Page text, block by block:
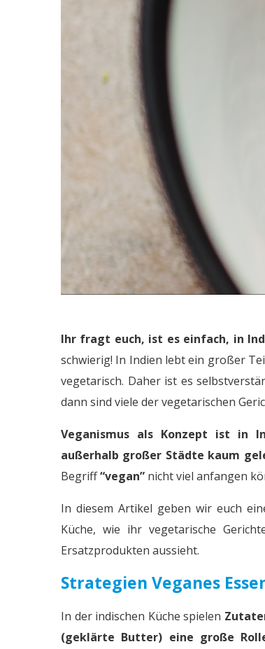
Ihr fragt euch, ist es einfach, in
schwierig! In Indien lebt ein großer
vegetarisch. Daher ist es
dann sind viele der vegetarischen
Veganismus als Konzept ist in
außerhalb großer Städte kaum
Begriff“vegan” nicht viel anfangen
In diesem Artikel geben wir euch
Küche, wie ihr vegetarische
Ersatzprodukten aussieht.
Strategien Veganes
In der indischen Küche spielen
(geklärte Butter) eine große